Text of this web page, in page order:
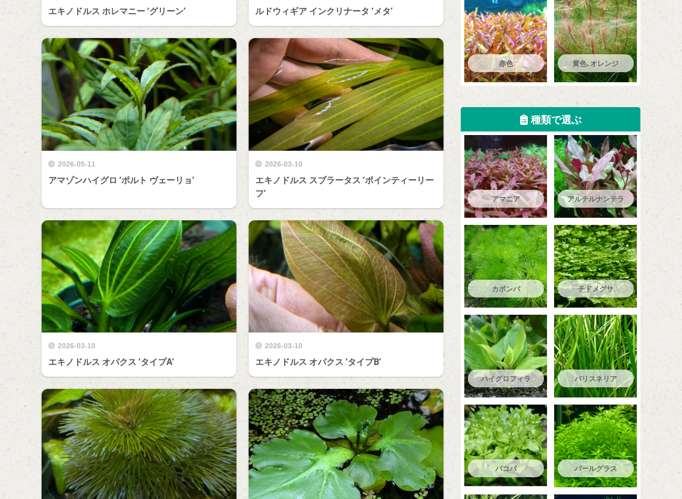
エキノドルス ホレマニー ‘グリーン’ ルドウィギア インクリナータ ‘メタ’
2026-05-11
アマゾンハイグロ ‘ポルト ヴェーリョ’
2026-03-10
エキノドルス スブラータス ‘ポインティーリー
フ’
2026-03-10
エキノドルス オパクス ‘タイプA’
2026-03-10
エキノドルス オパクス ‘タイプB’
赤色 黄色､オレンジ
種類で選ぶ
アマニア アルテルナンテラ
カボンバ チドメグサ
ハイグロフィラ バリスネリア
バコパ パールグラス